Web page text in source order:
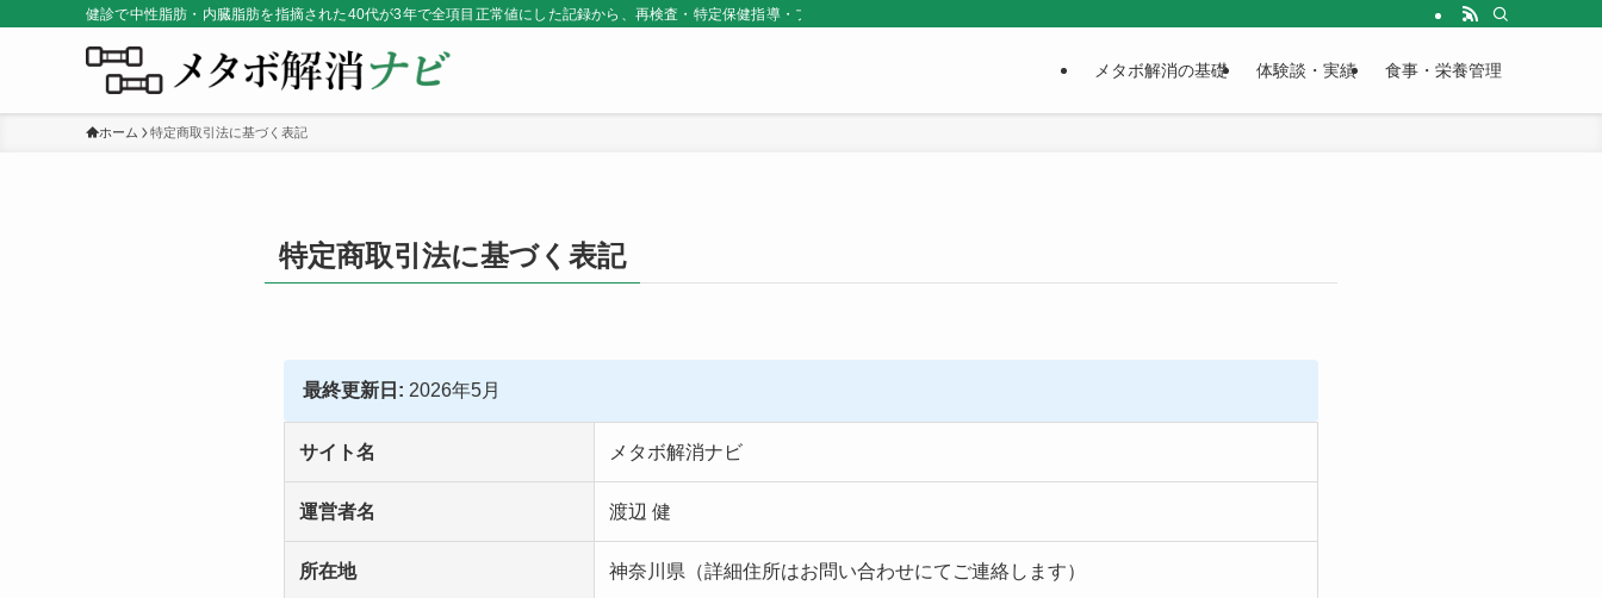
健診で中性脂肪・内臓脂肪を指摘された40代が3年で全項目正常値にした記録から、再検査・特定保健指導・プライベートジムの選び方を当事者目線で解説します。
メタボ解消の基礎 体験談・実績 食事・栄養管理
ホーム 特定商取引法に基づく表記
特定商取引法に基づく表記
最終更新日: 2026年5月
サイト名 メタボ解消ナビ
運営者名 渡辺 健
所在地 神奈川県（詳細住所はお問い合わせにてご連絡します）